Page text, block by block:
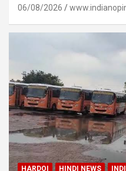
06/08/2026
HARDOI HINDI NEWS